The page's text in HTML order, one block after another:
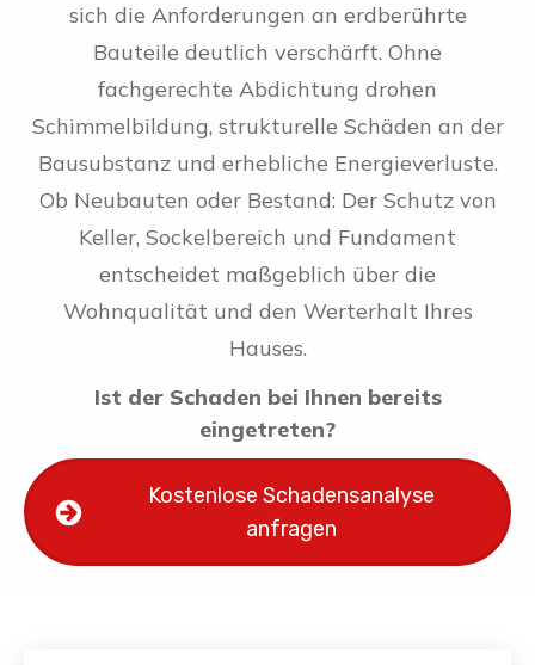
sich die Anforderungen an erdberührte
Bauteile deutlich verschärft. Ohne
fachgerechte Abdichtung drohen
Schimmelbildung, strukturelle Schäden an der
Bausubstanz und erhebliche Energieverluste.
Ob Neubauten oder Bestand: Der Schutz von
Keller, Sockelbereich und Fundament
entscheidet maßgeblich über die
Wohnqualität und den Werterhalt Ihres
Hauses.
Ist der Schaden bei Ihnen bereits
eingetreten?
Kostenlose Schadensanalyse
anfragen